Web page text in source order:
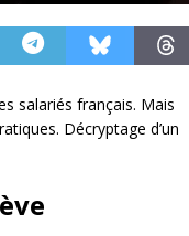
salariés français. Mais
Décryptage d’un